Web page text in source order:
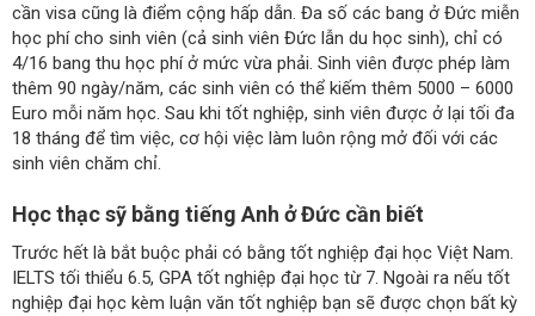
cần visa cũng là điểm cộng hấp dẫn. Đa số các bang ở Đức miễn
học phí cho sinh viên (cả sinh viên Đức lẫn du học sinh), chỉ có
4/16 bang thu học phí ở mức vừa phải. Sinh viên được phép làm
thêm 90 ngày/năm, các sinh viên có thể kiếm thêm 5000 – 6000
Euro mỗi năm học. Sau khi tốt nghiệp, sinh viên được ở lại tối đa
18 tháng để tìm việc, cơ hội việc làm luôn rộng mở đối với các
sinh viên chăm chỉ.
Học thạc sỹ bằng tiếng Anh ở Đức cần biết
Trước hết là bắt buộc phải có bằng tốt nghiệp đại học Việt Nam.
IELTS tối thiểu 6.5, GPA tốt nghiệp đại học từ 7. Ngoài ra nếu tốt
nghiệp đại học kèm luận văn tốt nghiệp bạn sẽ được chọn bất kỳ